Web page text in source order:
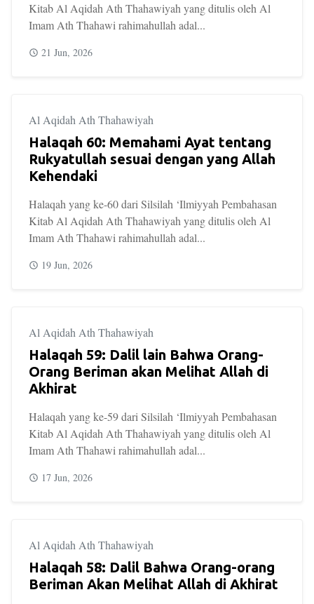
Kitab Al Aqidah Ath Thahawiyah yang ditulis oleh Al
Imam Ath Thahawi rahimahullah adal...
21 Jun, 2026
Al Aqidah Ath Thahawiyah
Halaqah 60: Memahami Ayat tentang
Rukyatullah sesuai dengan yang Allah
Kehendaki
Halaqah yang ke-60 dari Silsilah ‘Ilmiyyah Pembahasan
Kitab Al Aqidah Ath Thahawiyah yang ditulis oleh Al
Imam Ath Thahawi rahimahullah adal...
19 Jun, 2026
Al Aqidah Ath Thahawiyah
Halaqah 59: Dalil lain Bahwa Orang-
Orang Beriman akan Melihat Allah di
Akhirat
Halaqah yang ke-59 dari Silsilah ‘Ilmiyyah Pembahasan
Kitab Al Aqidah Ath Thahawiyah yang ditulis oleh Al
Imam Ath Thahawi rahimahullah adal...
17 Jun, 2026
Al Aqidah Ath Thahawiyah
Halaqah 58: Dalil Bahwa Orang-orang
Beriman Akan Melihat Allah di Akhirat